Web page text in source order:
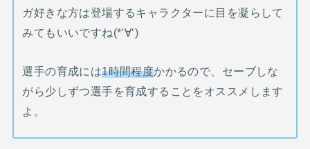
ガ好きな方は登場するキャラクターに目を凝らして
みてもいいですね(*‘∀‘)
選手の育成には1時間程度かかるので、セーブしな
がら少しずつ選手を育成することをオススメします
よ。